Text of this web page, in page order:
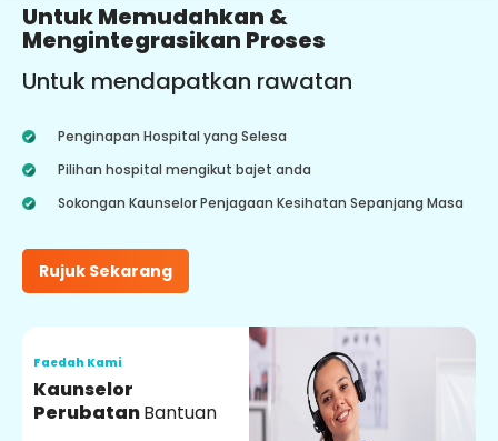
Untuk Memudahkan &
Mengintegrasikan Proses
Untuk mendapatkan rawatan
Penginapan Hospital yang Selesa
Pilihan hospital mengikut bajet anda
Sokongan Kaunselor Penjagaan Kesihatan Sepanjang Masa
Rujuk Sekarang
Faedah Kami
Kaunselor
PerubatanBantuan